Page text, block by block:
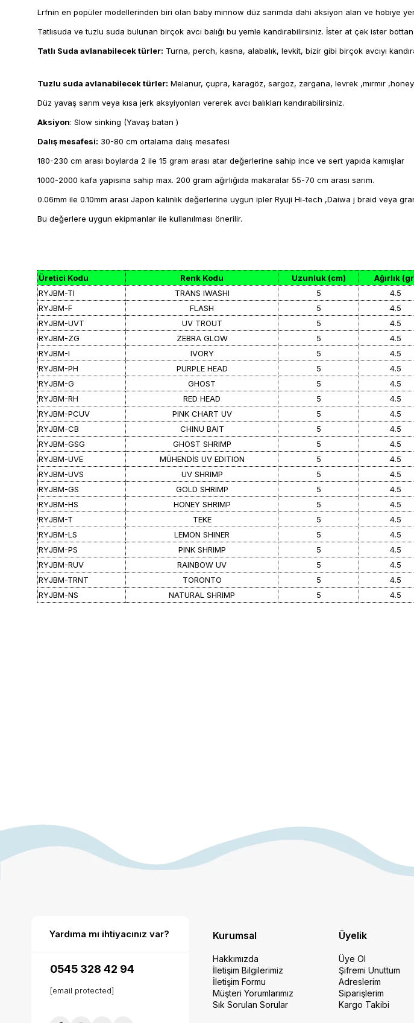
Lrfnin en popüler modellerinden biri olan baby minnow düz sarımda dahi aksiyon alan ve hobiye
Tatlısuda ve tuzlu suda bulunan birçok avcı balığı bu yemle kandırabilirsiniz. İster at çek ister
Tatlı Suda avlanabilecek türler: Turna, perch, kasna, alabalık, levkit, bizir gibi birçok avcıyı
Tuzlu suda avlanabilecek türler: Melanur, çupra, karagöz, sargoz, zargana, levrek ,mırmır
Düz yavaş sarım veya kısa jerk aksyiyonları vererek avcı balıkları kandırabilirsiniz.
Aksiyon: Slow sinking (Yavaş batan )
Dalış mesafesi: 30-80 cm ortalama dalış mesafesi
180-230 cm arası boylarda 2 ile 15 gram arası atar değerlerine sahip ince ve sert yapıda kamışlar
1000-2000 kafa yapısına sahip max. 200 gram ağırlığıda makaralar 55-70 cm arası sarım.
0.06mm ile 0.10mm arası Japon kalınlık değerlerine uygun ipler Ryuji Hi-tech ,Daiwa j braid veya
Bu değerlere uygun ekipmanlar ile kullanılması önerilir.
Üretici Kodu Renk Kodu Uzunluk (cm) Ağırlık
RYJBM-TI
TRANS IWASHI 5 4.5
RYJBM-F
FLASH 5 4.5
RYJBM-UVT
UV TROUT 5 4.5
RYJBM-ZG
ZEBRA GLOW 5 4.5
RYJBM-I
IVORY 5 4.5
RYJBM-PH
PURPLE HEAD 5 4.5
RYJBM-G
GHOST 5 4.5
RYJBM-RH
RED HEAD 5 4.5
RYJBM-PCUV
PINK CHART UV 5 4.5
RYJBM-CB
CHINU BAIT 5 4.5
RYJBM-GSG
GHOST SHRIMP 5 4.5
RYJBM-UVE
MÜHENDİS UV EDITION 5 4.5
RYJBM-UVS
UV SHRIMP 5 4.5
RYJBM-GS
GOLD SHRIMP 5 4.5
RYJBM-HS
HONEY SHRIMP 5 4.5
RYJBM-T
TEKE 5 4.5
RYJBM-LS
LEMON SHINER 5 4.5
RYJBM-PS
PINK SHRIMP 5 4.5
RYJBM-RUV
RAINBOW UV 5 4.5
RYJBM-TRNT
TORONTO 5 4.5
RYJBM-NS
NATURAL SHRIMP 5 4.5
Yardıma mı ihtiyacınız var?
0545 328 42 94
[email protected]
Kurumsal
Hakkımızda
İletişim Bilgilerimiz
İletişim Formu
Müşteri Yorumlarımız
Sık Sorulan Sorular
Üyelik
Üye Ol
Şifremi Unuttum
Adreslerim
Siparişlerim
Kargo Takibi